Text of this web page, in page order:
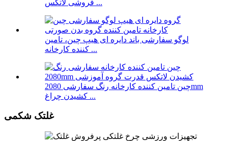
فروشی لاتکس ...
لوگو سفارشی باند دایره ای هیپ چین، تامین
کننده کارخانه ...
چین تامین کننده کارخانه رنگ سفارشی 2080mm
کشیدن چراغ ...
غلتک شکمی